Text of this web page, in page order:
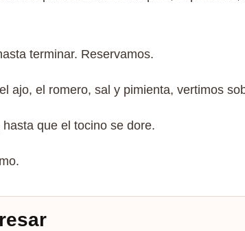
terminar. Reservamos.
ajo, el romero, sal y pimienta, vertimos
que el tocino se dore.